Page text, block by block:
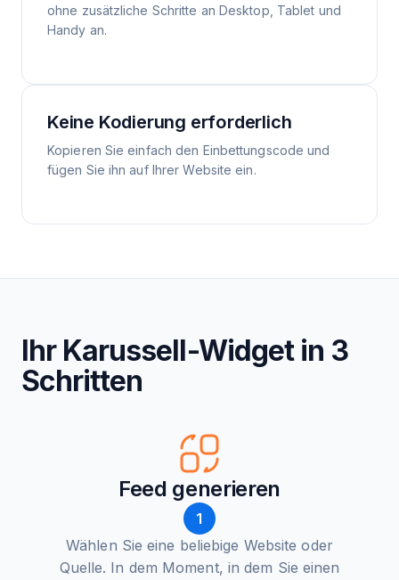
ohne zusätzliche Schritte an Desktop, Tablet und
Handy an.
Keine Kodierung erforderlich
Kopieren Sie einfach den Einbettungscode und
fügen Sie ihn auf Ihrer Website ein.
Ihr Karussell-Widget in 3
Schritten
Feed generieren
1
Wählen Sie eine beliebige Website oder
Quelle. In dem Moment, in dem Sie einen